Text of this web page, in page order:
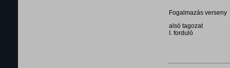
Fogalmazás verseny
alsó tagozat
I. forduló